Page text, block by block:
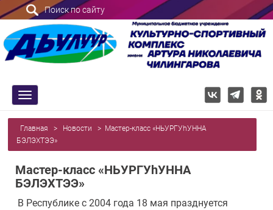
Поиск по сайту
trk
Главная > Новости > Мастер-класс «НЬУРГУhУННА
БЭЛЭХТЭЭ»
Мастер-класс «НЬУРГУhУННА
БЭЛЭХТЭЭ»
В Республике с 2004 года 18 мая празднуется